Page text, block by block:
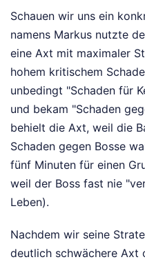
Schauen wir uns ein
namens Markus nutzte
eine Axt mit maximaler
hohem kritischem
unbedingt "Schaden für
und bekam "Schaden
behielt die Axt, weil die
Schaden gegen Bosse
fünf Minuten für einen
weil der Boss fast nie
Leben).
Nachdem wir seine
deutlich schwächere Axt